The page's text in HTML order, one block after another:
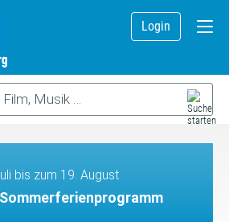
Login
bis zum 19. August